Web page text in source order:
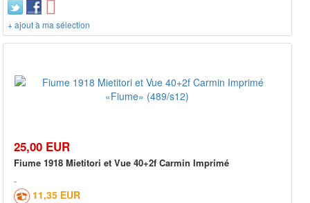
+ ajout à ma sélection
25,00 EUR
Fiume 1918 Mietitori et Vue 40+2f Carmin Imprimé
11,35 EUR